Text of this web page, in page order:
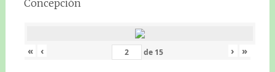
Concepción
« ‹ de 15 › »